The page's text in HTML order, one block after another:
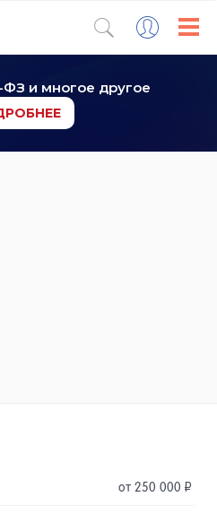
ФЗ и многое другое
от 250 000 Р